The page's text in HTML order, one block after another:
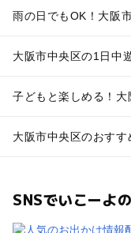
雨の日でもOK！大阪
大阪市中央区の1日中
子どもと楽しめる！
大阪市中央区のおすす
SNSでいこーよ